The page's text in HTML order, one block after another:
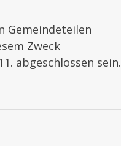
Gemeindeteilen
Zweck
abgeschlossen sein.